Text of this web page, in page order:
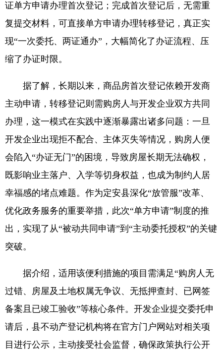
证单方申请办理首次登记；完成首次登记后，无需重
复提交材料，可直接单方申请办理转移登记，真正实
现“一次委托、两证通办”，大幅简化了办证流程、压
缩了办证时限。
据了解，长期以来，商品房首次登记依赖开发商
主动申请，转移登记则需购房人与开发企业双方共同
办理，这一模式在实践中逐渐暴露出诸多问题：一旦
开发企业出现拒不配合、主体灭失等情况，购房人便
会陷入“办证无门”的困境，导致房屋长期无法确权，
既影响业主落户、入学等切身权益，也成为制约人居
幸福感的堵点难题。作为定安县深化“放管服”改革、
优化政务服务的重要举措，此次“单方申请”制度的推
出，实现了从“被动共同申请”到“主动委托授权”的关键
突破。
据介绍，适用该便利措施的项目需满足“购房人无
过错、房屋及土地权属无争议、无抵押查封、已网签
备案且已竣工验收”等核心条件。开发企业提交委托申
请后，县不动产登记机构将在官方门户网站对相关项
目进行公示，主动接受社会监督，确保政策执行公开